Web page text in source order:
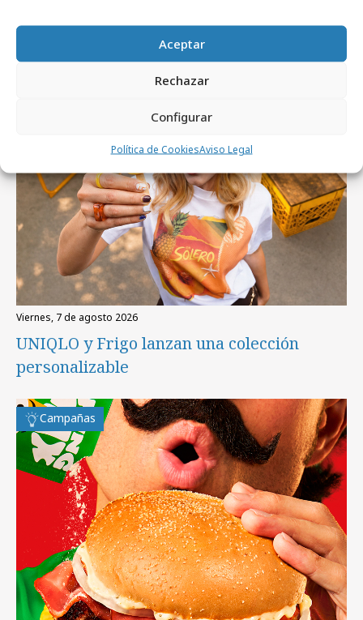
Aceptar
Rechazar
Configurar
Política de CookiesAviso Legal
Artículos recientes
viernes, 7 de agosto 2026
UNIQLO y Frigo lanzan una colección
personalizable
Campañas